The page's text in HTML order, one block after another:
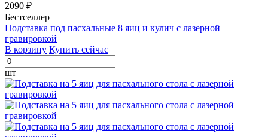
2090 ₽
Бестселлер
Подставка под пасхальные 8 яиц и кулич с лазерной
гравировкой
В корзину Купить сейчас
шт